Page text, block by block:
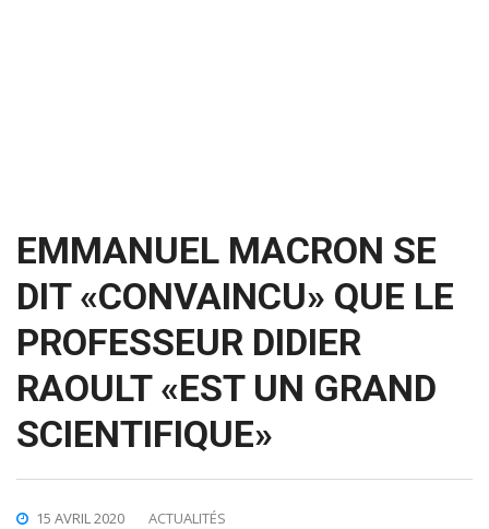
EMMANUEL MACRON SE
DIT «CONVAINCU» QUE LE
PROFESSEUR DIDIER
RAOULT «EST UN GRAND
SCIENTIFIQUE»
15 AVRIL 2020
ACTUALITÉS